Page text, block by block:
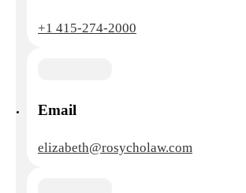
+1 415-274-2000
Email
elizabeth@rosycholaw.com